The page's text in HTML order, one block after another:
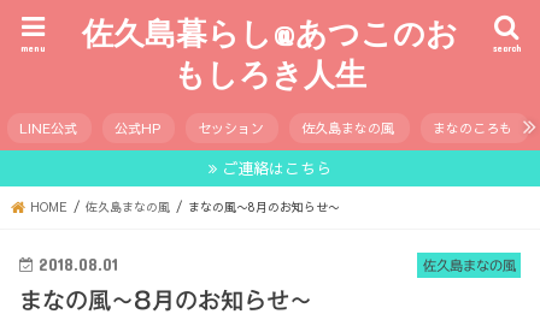
佐久島暮らし@あつこのお
もしろき人生
search
menu
LINE公式 公式HP セッション 佐久島まなの風 まなのころも
ご連絡はこちら
HOME 佐久島まなの風 まなの風〜8月のお知らせ〜
佐久島まなの風
2018.08.01
まなの風〜8月のお知らせ〜